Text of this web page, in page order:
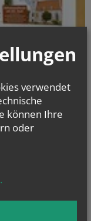
verwendet
können Ihre
oder